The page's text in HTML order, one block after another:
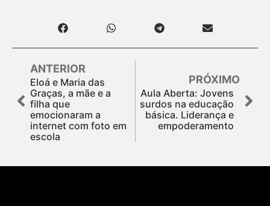
ANTERIOR
Eloá e Maria das
Graças, a mãe e a
filha que
emocionaram a
internet com foto em
escola
PRÓXIMO
Aula Aberta: Jovens
surdos na educação
básica. Liderança e
empoderamento